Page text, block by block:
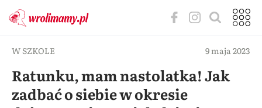
W SZKOLE 9 maja 2023
Ratunku, mam nastolatka! Jak
zadbać o siebie w okresie